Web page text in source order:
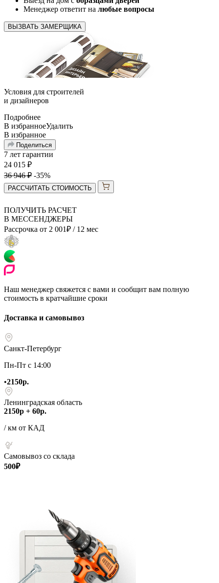
Менеджер ответит на любые вопросы
ВЫЗВАТЬ ЗАМЕРЩИКА
Условия для строителей
и дизайнеров
Подробнее
В избранноеУдалить
В избранное
Поделиться
7 лет гарантии
24 015 ₽
36 946₽ -35%
РАССЧИТАТЬ СТОИМОСТЬ
ПОЛУЧИТЬ РАСЧЕТ
В МЕССЕНДЖЕРЫ
Рассрочка от 2 001₽ / 12 мес
Наш менеджер свяжется с вами и сообщит вам полную
стоимость в кратчайшие сроки
Доставка и самовывоз
Санкт-Петербург
Пн-Пт с 14:00
•2150р.
Ленинградская область
2150р + 60р.
/ км от КАД
Самовывоз со склада
500₽